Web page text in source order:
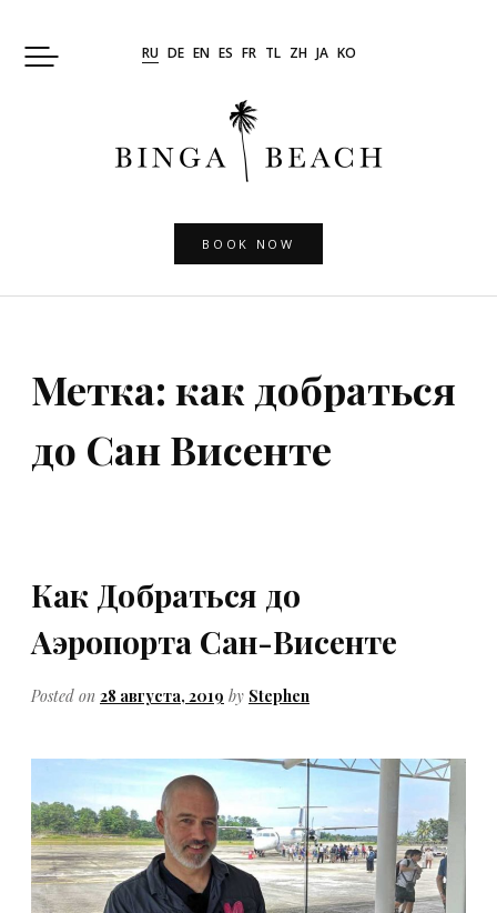
RU DE EN ES FR TL ZH JA KO
BOOK NOW
Метка: как добраться
до Сан Висенте
Как Добраться до
Аэропорта Сан-Висенте
Posted on 28 августа, 2019 by Stephen